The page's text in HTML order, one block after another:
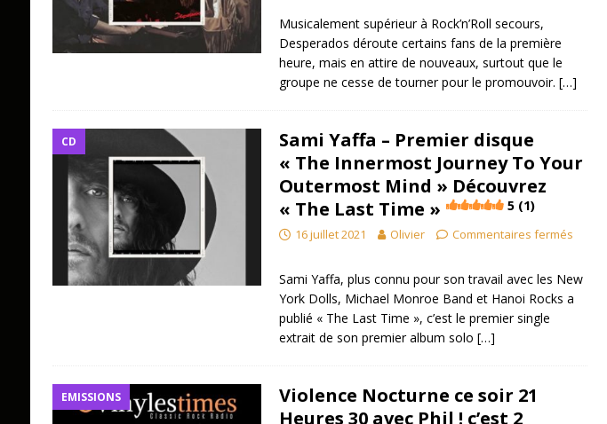
Musicalement supérieur à Rock’n’Roll secours,
Desperados déroute certains fans de la première
heure, mais en attire de nouveaux, surtout que le
groupe ne cesse de tourner pour le promouvoir. […]
CD
Sami Yaffa – Premier disque
« The Innermost Journey To Your
Outermost Mind » Découvrez
« The Last Time »
5 (1)
16 juillet 2021 Olivier Commentaires fermés
Sami Yaffa, plus connu pour son travail avec les New
York Dolls, Michael Monroe Band et Hanoi Rocks a
publié « The Last Time », c’est le premier single
extrait de son premier album solo […]
EMISSIONS
Violence Nocturne ce soir 21
Heures 30 avec Phil ! c’est 2